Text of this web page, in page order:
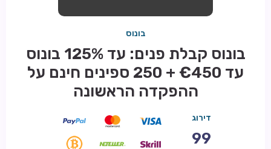
טיפים
בונוס
בונוס קבלת פנים: עד 125% בונוס
עד €450 + 250 ספינים חינם על
ההפקדה הראשונה
דירוג
99